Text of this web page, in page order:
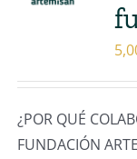
¿POR QUÉ
FUNDACIÓN